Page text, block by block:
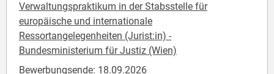
Verwaltungspraktikum in der Stabsstelle für
europäische und internationale
Ressortangelegenheiten (Jurist:in) -
Bundesministerium für Justiz (Wien)
Bewerbungsende: 18.09.2026